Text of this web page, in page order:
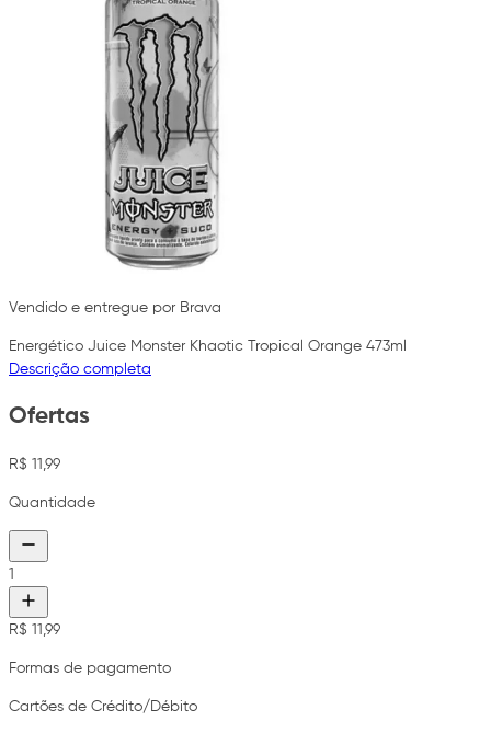
Vendido e entregue por Brava
Energético Juice Monster Khaotic Tropical Orange 473ml
Descrição completa
Ofertas
R$ 11,99
Quantidade
1
R$ 11,99
Formas de pagamento
Cartões de Crédito/Débito